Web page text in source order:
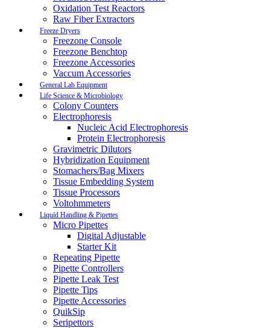
Oxidation Test Reactors
Raw Fiber Extractors
Freeze Dryers
Freezone Console
Freezone Benchtop
Freezone Accessories
Vaccum Accessories
General Lab Equipment
Life Science & Microbiology
Colony Counters
Electrophoresis
Nucleic Acid Electrophoresis
Protein Electrophoresis
Gravimetric Dilutors
Hybridization Equipment
Stomachers/Bag Mixers
Tissue Embedding System
Tissue Processors
Voltohmmeters
Liquid Handling & Pipettes
Micro Pipettes
Digital Adjustable
Starter Kit
Repeating Pipette
Pipette Controllers
Pipette Leak Test
Pipette Tips
Pipette Accessories
QuikSip
Seripettors